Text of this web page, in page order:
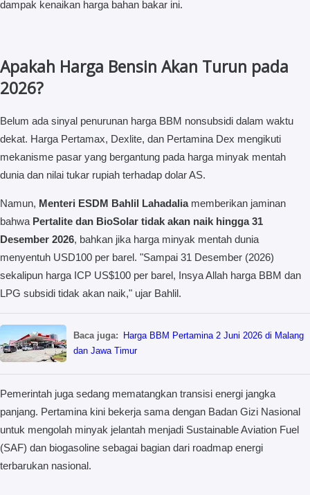
dampak kenaikan harga bahan bakar ini.
Apakah Harga Bensin Akan Turun pada
2026?
Belum ada sinyal penurunan harga BBM nonsubsidi dalam waktu
dekat. Harga Pertamax, Dexlite, dan Pertamina Dex mengikuti
mekanisme pasar yang bergantung pada harga minyak mentah
dunia dan nilai tukar rupiah terhadap dolar AS.
Namun, Menteri ESDM Bahlil Lahadaliamemberikan jaminan
bahwa Pertalite dan BioSolar tidak akan naik hingga 31
Desember 2026, bahkan jika harga minyak mentah dunia
menyentuh USD100 per barel. "Sampai 31 Desember (2026)
sekalipun harga ICP US$100 per barel, Insya Allah harga BBM dan
LPG subsidi tidak akan naik," ujar Bahlil.
Baca juga:
Harga BBM Pertamina 2 Juni 2026 di Malang
dan Jawa Timur
Pemerintah juga sedang mematangkan transisi energi jangka
panjang. Pertamina kini bekerja sama dengan Badan Gizi Nasional
untuk mengolah minyak jelantah menjadi Sustainable Aviation Fuel
(SAF) dan biogasoline sebagai bagian dari roadmap energi
terbarukan nasional.